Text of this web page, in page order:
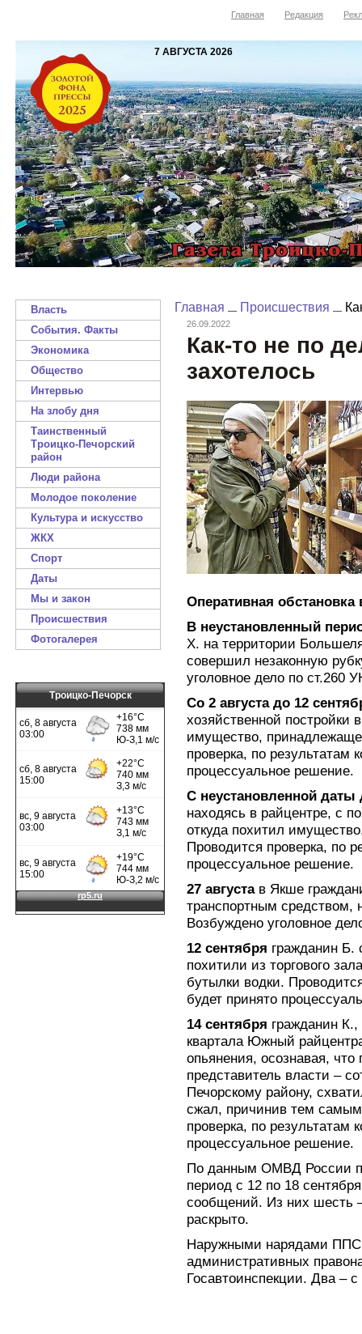
Главная Редакция
7 АВГУСТА 2026
Власть
События. Факты
Экономика
Общество
Интервью
На злобу дня
Таинственный
Троицко-Печорский
район
Люди района
Молодое поколение
Культура и искусство
ЖКХ
Спорт
Даты
Мы и закон
Происшествия
Фотогалерея
Троицко-Печорск
Главная Происшествия
26.09.2022
Как-то не по
захотелось
Оперативная обстановка
В неустановленный
Х. на территории
совершил незаконную
уголовное дело по ст.260
Со 2 августа до 12
хозяйственной постройки
имущество,
проверка, по результатам
процессуальное решение.
С неустановленной даты
находясь в райцентре, с
откуда похитил
Проводится проверка, по
процессуальное решение.
27 августав Якше
транспортным средством,
Возбуждено уголовное
12 сентября гражданин Б.
похитили из торгового
бутылки водки.
будет принято
14 сентября гражданин
квартала Южный
опьянения, осознавая,
представитель власти –
Печорскому району,
сжал, причинив тем
проверка, по результатам
процессуальное решение.
По данным ОМВД России
период с 12 по 18
сообщений. Из них шесть
раскрыто.
Наружными нарядами
административных
Госавтоинспекции. Два –